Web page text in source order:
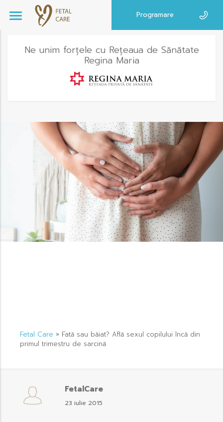
Programare
Ne unim forțele cu Rețeaua de Sănătate
Regina Maria
Fetal Care » Fată sau băiat? Află sexul copilului încă din
primul trimestru de sarcină
FetalCare
23 iulie 2015